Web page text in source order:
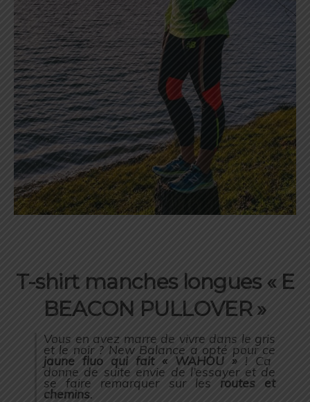
T-shirt manches longues « E
BEACON PULLOVER »
Vous en avez marre de vivre dans le gris
et le noir ? New Balance a opté pour ce
jaune fluo qui fait « WAHOU » ! Ca
donne de suite envie de l’essayer et de
se faire remarquer sur les routes et
chemins.